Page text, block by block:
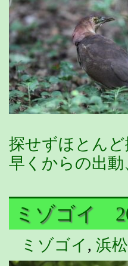
探せずほとん
早くからの出
ミゾゴイ
ミゾゴイ , 浜